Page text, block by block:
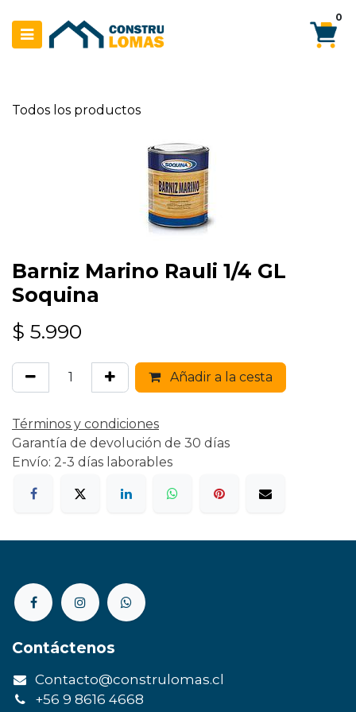
0
Todos los productos
Barniz Marino Rauli 1/4 GL
Soquina
$ 5.990
Añadir a la cesta
Términos y condiciones
Garantía de devolución de 30 días
Envío: 2-3 días laborables
Contáctenos
Contacto@construlomas.cl
+56 9 8616 4668